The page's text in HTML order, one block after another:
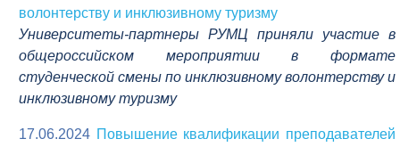
волонтерству и инклюзивному туризму
Университеты-партнеры РУМЦ приняли участие в
общероссийском мероприятии в формате
студенческой смены по инклюзивному волонтерству и
инклюзивному туризму
17.06.2024 Повышение квалификации преподавателей